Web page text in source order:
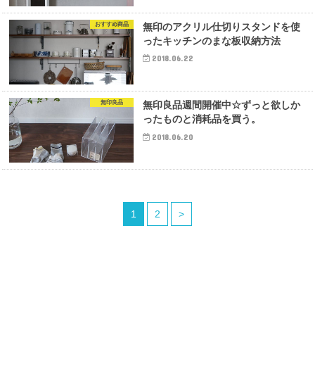
おすすめ商品
無印のアクリル仕切りスタンドを使
ったキッチンのまな板収納方法
2018.06.22
無印良品
無印良品週間開催中☆ずっと欲しか
ったものと消耗品を買う。
2018.06.20
1 2 >